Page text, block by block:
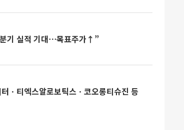
기 실적 기대⋯목표주가↑”
ㆍ티엑스알로보틱스ㆍ코오롱티슈진 등